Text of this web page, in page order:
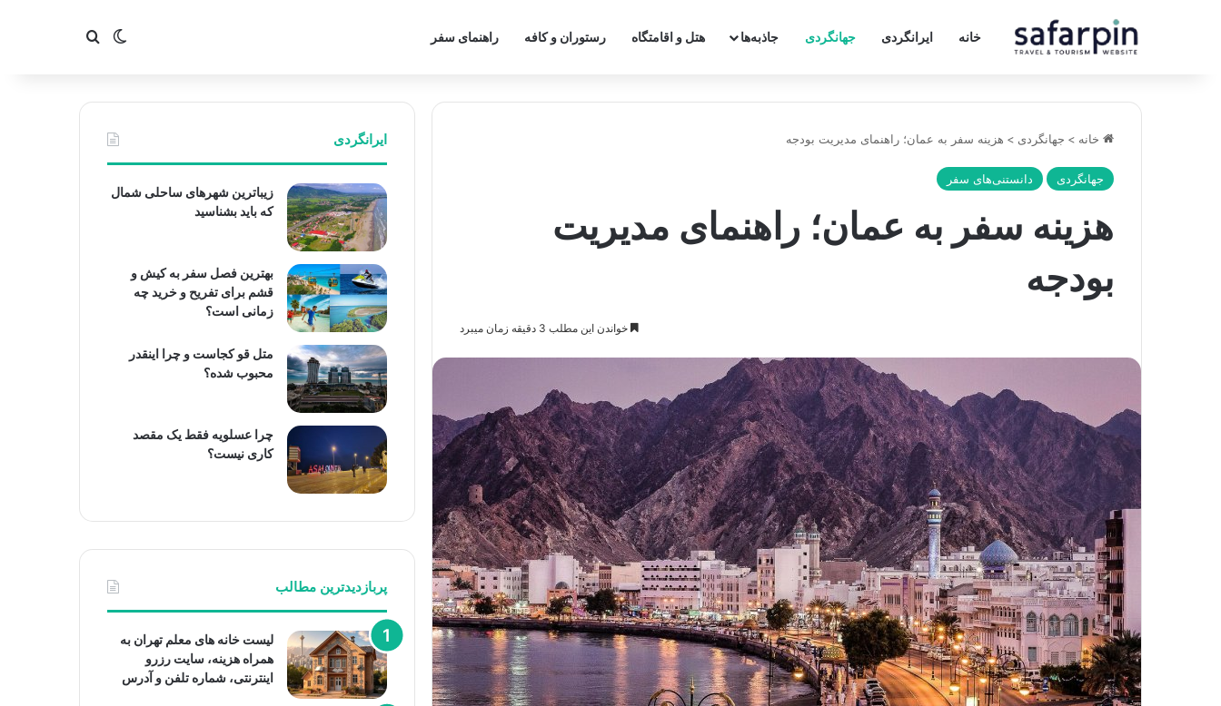
خانه ایرانگردی جهانگردی جاذبه‌ها هتل و اقامتگاه رستوران و کافه راهنمای سفر تغییر پوسته
جستجو برای
خانه > جهانگردی > هزینه سفر به عمان؛ راهنمای مدیریت بودجه
جهانگردی دانستنی‌های سفر
هزینه سفر به عمان؛ راهنمای مدیریت
بودجه
خواندن این مطلب 3 دقیقه زمان میبرد
ایرانگردی
زیباترین شهرهای ساحلی شمال
که باید بشناسید
بهترین فصل سفر به کیش و
قشم برای تفریح و خرید چه
زمانی است؟
متل قو کجاست و چرا اینقدر
محبوب شده؟
چرا عسلویه فقط یک مقصد
کاری نیست؟
پربازدیدترین مطالب
لیست خانه های معلم تهران به
همراه هزینه، سایت رزرو
اینترنتی، شماره تلفن و آدرس